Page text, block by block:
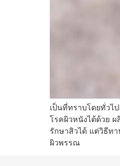
เป็นที่ทราบโดยทั่วไ
โรคผิวหนังได้ด้วย
รักษาสิวได้ แต่วิธีท
ผิวพรรณ